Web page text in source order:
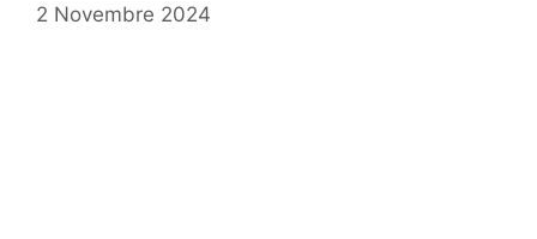
2 Novembre 2024